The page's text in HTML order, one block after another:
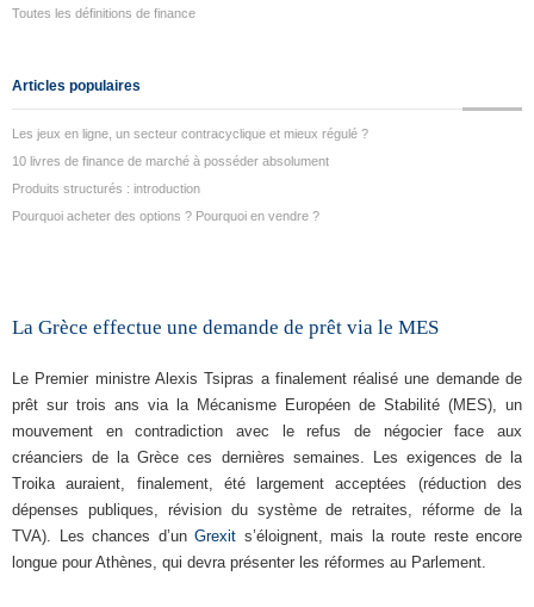
Toutes les définitions de finance
Articles populaires
Les jeux en ligne, un secteur contracyclique et mieux régulé ?
10 livres de finance de marché à posséder absolument
Produits structurés : introduction
Pourquoi acheter des options ? Pourquoi en vendre ?
La Grèce effectue une demande de prêt via le MES
Le Premier ministre Alexis Tsipras a finalement réalisé une demande de
prêt sur trois ans via la Mécanisme Européen de Stabilité (MES), un
mouvement en contradiction avec le refus de négocier face aux
créanciers de la Grèce ces dernières semaines. Les exigences de la
Troika auraient, finalement, été largement acceptées (réduction des
dépenses publiques, révision du système de retraites, réforme de la
TVA). Les chances d’un Grexit s’éloignent, mais la route reste encore
longue pour Athènes, qui devra présenter les réformes au Parlement.